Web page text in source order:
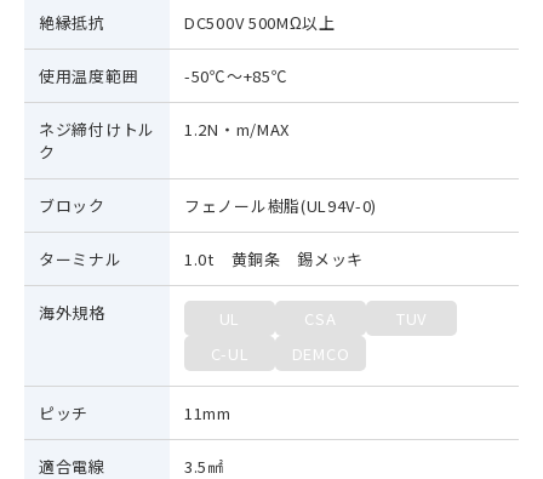
絶縁抵抗 DC500V 500MΩ以上
使用温度範囲 -50℃～+85℃
ネジ締付けトル
ク
1.2N・m/MAX
ブロック フェノール樹脂(UL94V-0)
ターミナル 1.0t 黄銅条 錫メッキ
海外規格 UL CSA
TUV
C-UL
DEMCO
ピッチ 11mm
適合電線 3.5㎟